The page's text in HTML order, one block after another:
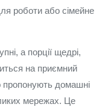
роботи або сімейне
а порції щедрі,
на приємний
пропонують домашні
мережах. Це